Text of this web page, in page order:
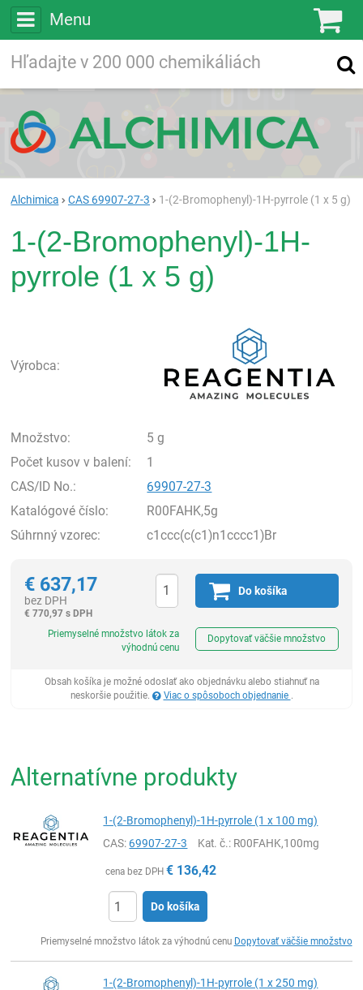
Menu
Vyhľadávanie
Alchimica CAS 69907-27-3 1-(2-Bromophenyl)-1H-pyrrole (1 x 5 g)
1-(2-Bromophenyl)-1H-
pyrrole (1 x 5 g)
Výrobca:
Množstvo:
5 g
Počet kusov v balení:
1
CAS/ID No.:
69907-27-3
Katalógové číslo:
R00FAHK,5g
Súhrnný vzorec:
c1ccc(c(c1)n1cccc1)Br
€ 637,17
bez DPH
€ 770,97 s DPH
Do košíka
Priemyselné množstvo látok za
výhodnú cenu
Dopytovať väčšie množstvo
Obsah košíka je možné odoslať ako objednávku alebo stiahnuť na
neskoršie použitie.
Viac o spôsoboch objednanie .
Alternatívne produkty
1-(2-Bromophenyl)-1H-pyrrole (1 x 100 mg)
CAS:69907-27-3 Kat. č.: R00FAHK,100mg
cena bez DPH € 136,42
Do košíka
Priemyselné množstvo látok za výhodnú cenu Dopytovať väčšie množstvo
1-(2-Bromophenyl)-1H-pyrrole (1 x 250 mg)